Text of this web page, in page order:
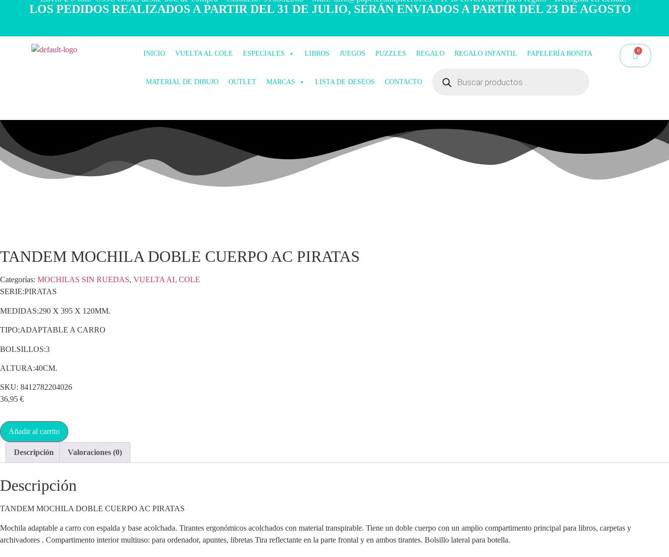
LOS PEDIDOS REALIZADOS A PARTIR DEL 31 DE JULIO, SERÁN ENVIADOS A PARTIR DEL 23 DE AGOSTO
INICIO VUELTA AL COLE ESPECIALES LIBROS JUEGOS PUZZLES REGALO REGALO INFANTIL PAPELERÍA BONITA
MATERIAL DE DIBUJO OUTLET MARCAS LISTA DE DESEOS CONTACTO
TANDEM MOCHILA DOBLE CUERPO AC PIRATAS
Categorías: MOCHILAS SIN RUEDAS, VUELTA AL COLE
SERIE:PIRATAS
MEDIDAS:290 X 395 X 120MM.
TIPO:ADAPTABLE A CARRO
BOLSILLOS:3
ALTURA:40CM.
SKU: 8412782204026
36,95 €
Añadir al carrito
Descripción Valoraciones (0)
Descripción
TANDEM MOCHILA DOBLE CUERPO AC PIRATAS
Mochila adaptable a carro con espalda y base acolchada. Tirantes ergonómicos acolchados con material transpirable. Tiene un doble cuerpo con un amplio compartimento principal para libros, carpetas y
archivadores . Compartimento interior multiuso: para ordenador, apuntes, libretas Tira reflectante en la parte frontal y en ambos tirantes. Bolsillo lateral para botella.